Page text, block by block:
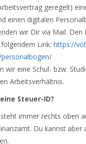
geregelt)
einen digitalen
wir Dir via Mail. Den
Link: https://
wir eine Schul- bzw.
Arbeitsverhältnis.
Steuer-ID?
immer rechts oben
Du kannst aber